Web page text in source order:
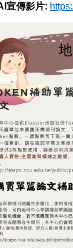
宣傳影片: